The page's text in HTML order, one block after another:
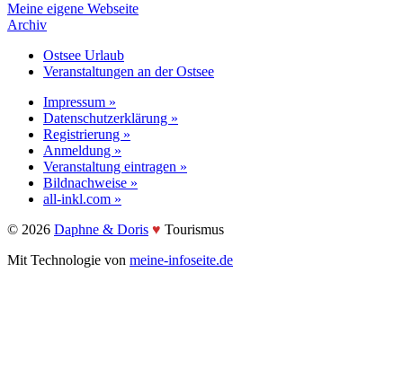
Meine eigene Webseite
Archiv
Ostsee Urlaub
Veranstaltungen an der Ostsee
Impressum »
Datenschutzerklärung »
Registrierung »
Anmeldung »
Veranstaltung eintragen »
Bildnachweise »
all-inkl.com »
©️ 2026 Daphne & Doris ♥️ Tourismus
Mit Technologie von meine-infoseite.de